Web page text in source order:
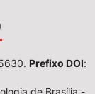
Prefixo DOI:
de Brasília -